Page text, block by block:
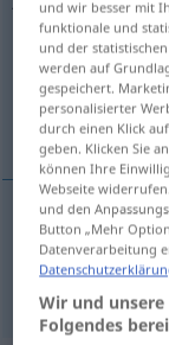
Übersicht
(Für mehr Details
svrbjeti
svrbjeti jucken
und wir besser mit
funktionale und
und der
werden auf
gespeichert.
personalisierter
durch einen Klick
geben. Klicken Sie
können Ihre
Webseite
und den
Button „Mehr
Datenverarbeitung
Wir und
Folgendes